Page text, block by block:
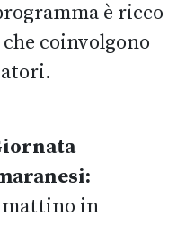
è ricco
coinvolgono
mattino in